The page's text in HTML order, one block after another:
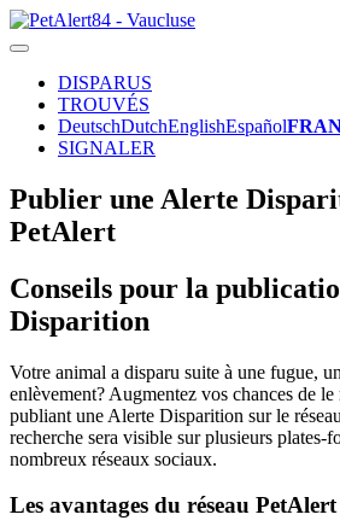
DISPARUS
TROUVÉS
DeutschDutchEnglishEspañol
SIGNALER
Publier une Alerte
PetAlert
Conseils pour la
Disparition
Votre animal a disparu suite à une fugue,
enlèvement? Augmentez vos chances de
publiant une Alerte Disparition sur le
recherche sera visible sur plusieurs plates-
nombreux réseaux sociaux.
Les avantages du réseau PetAlert